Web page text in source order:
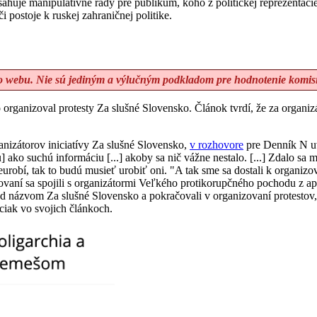
manipulatívne rady pre publikum, koho z politickej
postoje k ruskej zahraničnej politike.
Nie sú jediným a výlučným podkladom pre hodnotenie
protesty Za slušné Slovensko. Článok tvrdí, že za
iniciatívy Za slušné Slovensko, v rozhovore pre Denník N
suchú informáciu [...] akoby sa nič vážne nestalo. [...] Zdalo sa
tak to budú musieť urobiť oni. "A tak sme sa dostali k
sa spojili s organizátormi Veľkého protikorupčného pochodu z
Za slušné Slovensko a pokračovali v organizovaní
vo svojich článkoch.